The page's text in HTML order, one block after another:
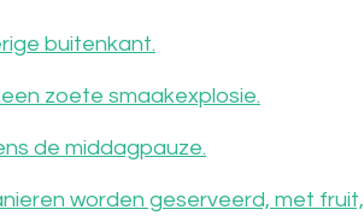
buitenkant.
zoete smaakexplosie.
de middagpauze.
worden geserveerd, met fruit,